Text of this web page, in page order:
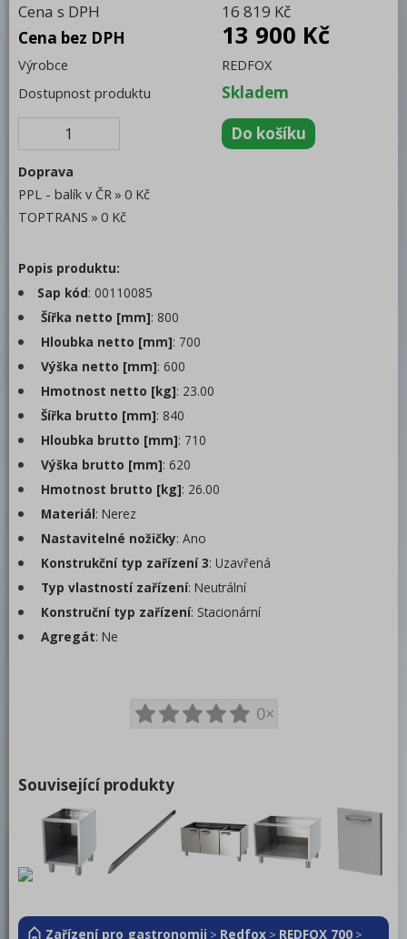
Vodní a lávové grily
Fritézy
Vodní lázně
Pánve sklopné
Kotle
Neutrální moduly
Podestavby
REDFOX 900
Volně stojící moduly
Nerezový program
Stolní zařízení
Příprava masa a zeleniny
Pizza program
Konvektomaty
Trouby pro rychlou přípravu
Šokery
Chlazení
Mycí program
Distribuce jídel, gastronádoby
REDFOX
Cena s DPH
16 819 Kč
Cena bez DPH
13 900 Kč
Výrobce
REDFOX
Dostupnost produktu
Skladem
Doprava
PPL - balík v ČR
0 Kč
TOPTRANS
0 Kč
Popis produktu:
Sap kód: 00110085
Šířka netto [mm]: 800
Hloubka netto [mm]: 700
Výška netto [mm]: 600
Hmotnost netto [kg]: 23.00
Šířka brutto [mm]: 840
Hloubka brutto [mm]: 710
Výška brutto [mm]: 620
Hmotnost brutto [kg]: 26.00
Materiál: Nerez
Nastavitelné nožičky: Ano
Konstrukční typ zařízení 3: Uzavřená
Typ vlastností zařízení: Neutrální
Konstruční typ zařízení: Stacionární
Agregát: Ne
0×
Související produkty
Zařízení pro gastronomii > Redfox > REDFOX 700 >